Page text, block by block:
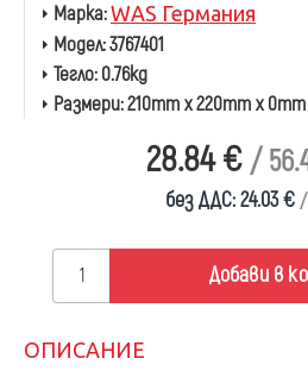
28.84 € /
без ДДС: 24.03 € /
Марка:WAS Германия
Модел:3767401
Тегло:0.76kg
Размери:210mm x 220mm x 0mm
Добави в
ОПИСАНИЕ